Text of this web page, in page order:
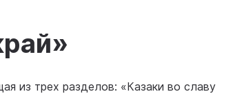
из трех разделов: «Казаки во славу